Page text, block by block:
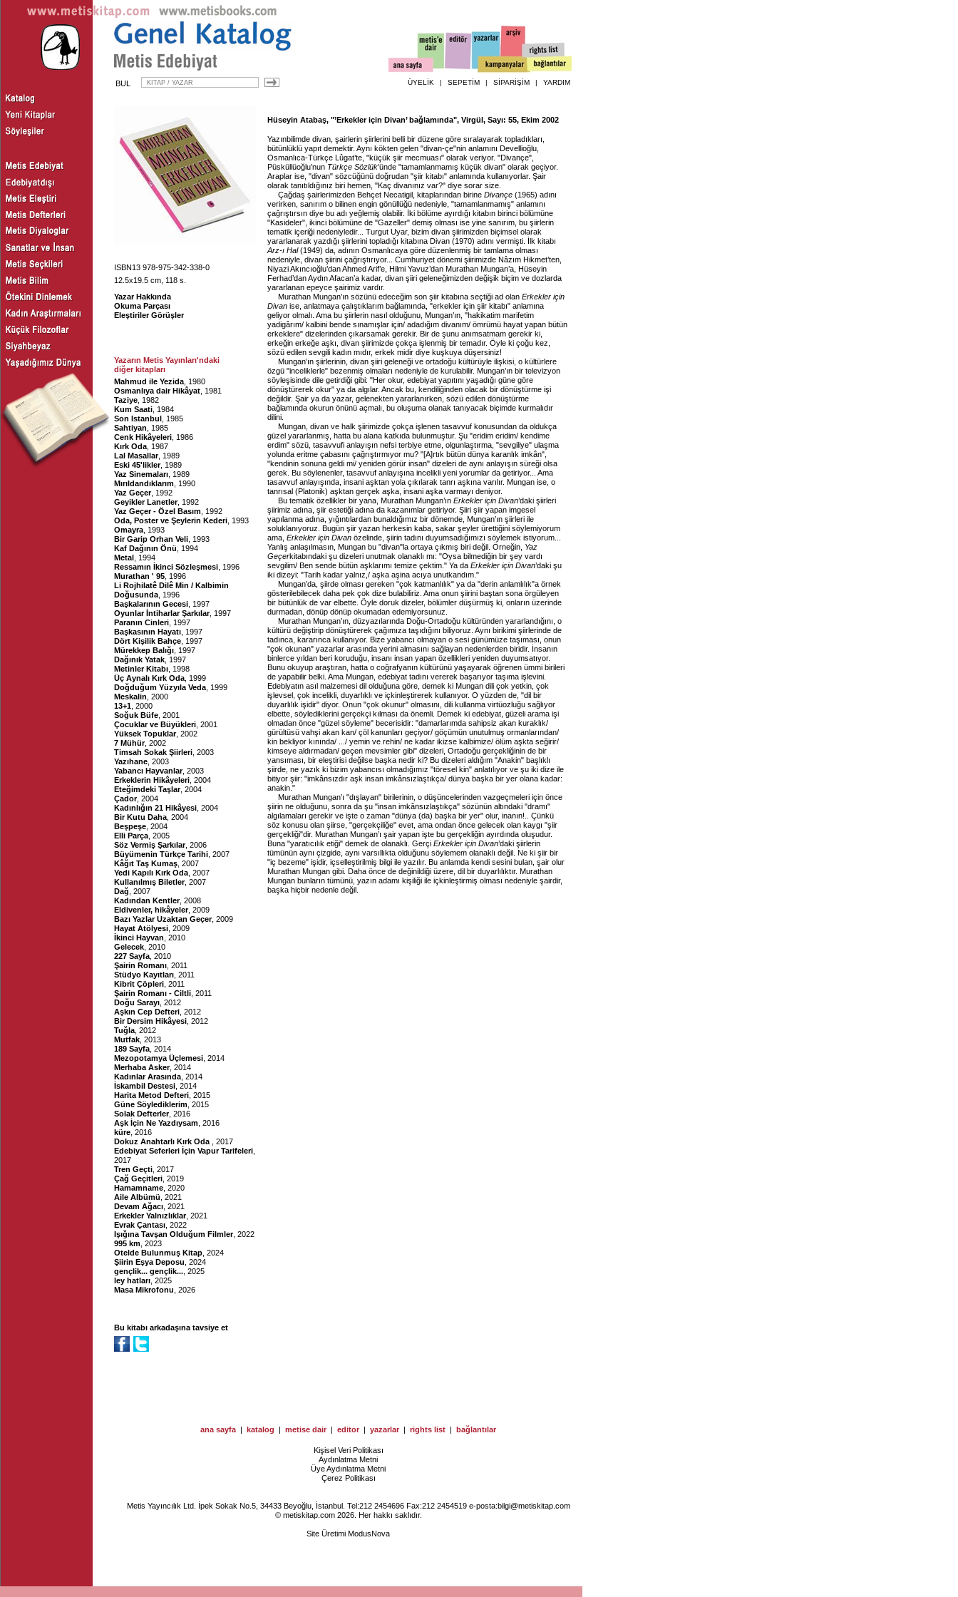
BUL ÜYELİK | SEPETİM | SİPARİŞİM | YARDIM
ISBN13 978-975-342-338-0
12.5x19.5 cm, 118 s.
Yazar Hakkında
Okuma Parçası
Eleştiriler Görüşler
Yazarın Metis Yayınları'ndaki
diğer kitapları
Mahmud ile Yezida , 1980
Osmanlıya dair Hikâyat , 1981
Taziye , 1982
Kum Saati , 1984
Son Istanbul , 1985
Sahtiyan , 1985
Cenk Hikâyeleri , 1986
Kırk Oda , 1987
Lal Masallar, 1989
Eski 45'likler, 1989
Yaz Sinemaları , 1989
Mırıldandıklarım , 1990
Yaz Geçer, 1992
Geyikler Lanetler, 1992
Yaz Geçer - Özel Basım , 1992
Oda, Poster ve Şeylerin Kederi , 1993
Omayra , 1993
Bir Garip Orhan Veli , 1993
Kaf Dağının Önü , 1994
Metal , 1994
Ressamın İkinci Sözleşmesi , 1996
Murathan ' 95 , 1996
Li Rojhilatê Dilê Min / Kalbimin
Doğusunda , 1996
Başkalarının Gecesi , 1997
Oyunlar İntiharlar Şarkılar, 1997
Paranın Cinleri , 1997
Başkasının Hayatı , 1997
Dört Kişilik Bahçe , 1997
Mürekkep Balığı , 1997
Dağınık Yatak , 1997
Metinler Kitabı , 1998
Üç Aynalı Kırk Oda , 1999
Doğduğum Yüzyıla Veda , 1999
Meskalin , 2000
13+1 , 2000
Soğuk Büfe , 2001
Çocuklar ve Büyükleri , 2001
Yüksek Topuklar, 2002
7 Mühür, 2002
Timsah Sokak Şiirleri , 2003
Yazıhane , 2003
Yabancı Hayvanlar, 2003
Erkeklerin Hikâyeleri , 2004
Eteğimdeki Taşlar, 2004
Çador, 2004
Kadınlığın 21 Hikâyesi , 2004
Bir Kutu Daha , 2004
Beşpeşe , 2004
Elli Parça , 2005
Söz Vermiş Şarkılar, 2006
Büyümenin Türkçe Tarihi , 2007
Kâğıt Taş Kumaş , 2007
Yedi Kapılı Kırk Oda , 2007
Kullanılmış Biletler, 2007
Dağ , 2007
Kadından Kentler, 2008
Eldivenler, hikâyeler, 2009
Bazı Yazlar Uzaktan Geçer, 2009
Hayat Atölyesi , 2009
İkinci Hayvan , 2010
Gelecek , 2010
227 Sayfa , 2010
Şairin Romanı , 2011
Stüdyo Kayıtları , 2011
Kibrit Çöpleri , 2011
Şairin Romanı - Ciltli , 2011
Doğu Sarayı , 2012
Aşkın Cep Defteri , 2012
Bir Dersim Hikâyesi , 2012
Tuğla , 2012
Mutfak , 2013
189 Sayfa , 2014
Mezopotamya Üçlemesi , 2014
Merhaba Asker, 2014
Kadınlar Arasında , 2014
İskambil Destesi , 2014
Harita Metod Defteri , 2015
Güne Söylediklerim , 2015
Solak Defterler, 2016
Aşk İçin Ne Yazdıysam , 2016
küre , 2016
Dokuz Anahtarlı Kırk Oda
, 2017
Edebiyat Seferleri İçin Vapur Tarifeleri
2017
Tren Geçti , 2017
Çağ Geçitleri , 2019
Hamamname , 2020
Aile Albümü , 2021
Devam Ağacı , 2021
Erkekler Yalnızlıklar, 2021
Evrak Çantası , 2022
Işığına Tavşan Olduğum Filmler, 2022
995 km , 2023
Otelde Bulunmuş Kitap , 2024
Şiirin Eşya Deposu , 2024
gençlik... gençlik... , 2025
ley hatları , 2025
Masa Mikrofonu , 2026
Bu kitabı arkadaşına tavsiye et
Hüseyin Atabaş, "’Erkekler için Divan’ bağlamında", Virgül, Sayı: 55, Ekim 2002
Yazınbilimde divan, şairlerin şiirlerini belli bir düzene göre sıralayarak topladıkları,
bütünlüklü yapıt demektir. Aynı kökten gelen "divan-çe"nin anlamını Devellioğlu,
Osmanlıca-Türkçe Lûgat’te, "küçük şiir mecmuası" olarak veriyor. "Divançe",
Püsküllüoğlu’nun Türkçe Sözlük’ünde "tamamlanmamış küçük divan" olarak geçiyor.
Araplar ise, "divan" sözcüğünü doğrudan "şiir kitabı" anlamında kullanıyorlar. Şair
olarak tanıtıldığınız biri hemen, "Kaç divanınız var?" diye sorar size.
Çağdaş şairlerimizden Behçet Necatigil, kitaplarından birine Divançe (1965) adını
verirken, sanırım o bilinen engin gönüllüğü nedeniyle, "tamamlanmamış" anlamını
çağrıştırsın diye bu adı yeğlemiş olabilir. İki bölüme ayırdığı kitabın birinci bölümüne
"Kasideler", ikinci bölümüne de "Gazeller" demiş olması ise yine sanırım, bu şiirlerin
tematik içeriği nedeniyledir... Turgut Uyar, bizim divan şiirimizden biçimsel olarak
yararlanarak yazdığı şiirlerini topladığı kitabına Divan (1970) adını vermişti. İlk kitabı
Arz-ı Hal(1949) da, adının Osmanlıcaya göre düzenlenmiş bir tamlama olması
nedeniyle, divan şiirini çağrıştırıyor... Cumhuriyet dönemi şiirimizde Nâzım Hikmet’ten,
Niyazi Akıncıoğlu’dan Ahmed Arif’e, Hilmi Yavuz’dan Murathan Mungan’a, Hüseyin
Ferhad’dan Aydın Afacan’a kadar, divan şiiri geleneğimizden değişik biçim ve dozlarda
yararlanan epeyce şairimiz vardır.
Murathan Mungan’ın sözünü edeceğim son şiir kitabına seçtiği ad olan Erkekler için
Divan ise, anlatmaya çalıştıklarım bağlamında, "erkekler için şiir kitabı" anlamına
geliyor olmalı. Ama bu şiirlerin nasıl olduğunu, Mungan’ın, "hakikatim marifetim
yadigârım/ kalbini bende sınamışlar için/ adadığım divanım/ ömrümü hayat yapan bütün
erkeklere" dizelerinden çıkarsamak gerekir. Bir de şunu anımsatmam gerekir ki,
erkeğin erkeğe aşkı, divan şiirimizde çokça işlenmiş bir temadır. Öyle ki çoğu kez,
sözü edilen sevgili kadın mıdır, erkek midir diye kuşkuya düşersiniz!
Mungan’ın şiirlerinin, divan şiiri geleneği ve ortadoğu kültürüyle ilişkisi, o kültürlere
özgü "inceliklerle" bezenmiş olmaları nedeniyle de kurulabilir. Mungan’ın bir televizyon
söyleşisinde dile getirdiği gibi: "Her okur, edebiyat yapıtını yaşadığı güne göre
dönüştürerek okur" ya da algılar. Ancak bu, kendiliğinden olacak bir dönüştürme işi
değildir. Şair ya da yazar, gelenekten yararlanırken, sözü edilen dönüştürme
bağlamında okurun önünü açmalı, bu oluşuma olanak tanıyacak biçimde kurmalıdır
dilini.
Mungan, divan ve halk şiirimizde çokça işlenen tasavvuf konusundan da oldukça
güzel yararlanmış, hatta bu alana katkıda bulunmuştur. Şu "eridim eridim/ kendime
erdim" sözü, tasavvufi anlayışın nefsi terbiye etme, olgunlaştırma, "sevgiliye" ulaşma
yolunda eritme çabasını çağrıştırmıyor mu? "[A]rtık bütün dünya karanlık imkân",
"kendinin sonuna geldi mi/ yeniden görür insan" dizeleri de aynı anlayışın süreği olsa
gerek. Bu söylenenler, tasavvuf anlayışına incelikli yeni yorumlar da getiriyor... Ama
tasavvuf anlayışında, insani aşktan yola çıkılarak tanrı aşkına varılır. Mungan ise, o
tanrısal (Platonik) aşktan gerçek aşka, insani aşka varmayı deniyor.
Bu tematik özellikler bir yana, Murathan Mungan’ın Erkekler için Divan’daki şiirleri
şiirimiz adına, şiir estetiği adına da kazanımlar getiriyor. Şiiri şiir yapan imgesel
yapılanma adına, yığıntılardan bunaldığımız bir dönemde, Mungan’ın şiirleri ile
soluklanıyoruz. Bugün şiir yazan herkesin kaba, sakar şeyler ürettiğini söylemiyorum
ama, Erkekler için Divan özelinde, şiirin tadını duyumsadığımızı söylemek istiyorum...
Yanlış anlaşılmasın, Mungan bu "divan"la ortaya çıkmış biri değil. Örneğin, Yaz
Geçerkitabındaki şu dizeleri unutmak olanaklı mı: "Oysa bilmediğin bir şey vardı
sevgilim/ Ben sende bütün aşklarımı temize çektim." Ya da Erkekler için Divan’daki şu
iki dizeyi: "Tarih kadar yalnız,/ aşka aşina acıya unutkandım."
Mungan’da, şiirde olması gereken "çok katmanlılık" ya da "derin anlamlılık"a örnek
gösterilebilecek daha pek çok dize bulabiliriz. Ama onun şiirini baştan sona örgüleyen
bir bütünlük de var elbette. Öyle doruk dizeler, bölümler düşürmüş ki, onların üzerinde
durmadan, dönüp dönüp okumadan edemiyorsunuz.
Murathan Mungan’ın, düzyazılarında Doğu-Ortadoğu kültüründen yararlandığını, o
kültürü değiştirip dönüştürerek çağımıza taşıdığını biliyoruz. Aynı birikimi şiirlerinde de
tadınca, kararınca kullanıyor. Bize yabancı olmayan o sesi günümüze taşıması, onun
"çok okunan" yazarlar arasında yerini almasını sağlayan nedenlerden biridir. İnsanın
binlerce yıldan beri koruduğu, insanı insan yapan özellikleri yeniden duyumsatıyor.
Bunu okuyup araştıran, hatta o coğrafyanın kültürünü yaşayarak öğrenen ümmi birileri
de yapabilir belki. Ama Mungan, edebiyat tadını vererek başarıyor taşıma işlevini.
Edebiyatın asıl malzemesi dil olduğuna göre, demek ki Mungan dili çok yetkin, çok
işlevsel, çok incelikli, duyarlıklı ve içkinleştirerek kullanıyor. O yüzden de, "dil bir
duyarlılık işidir" diyor. Onun "çok okunur" olmasını, dili kullanma virtüozluğu sağlıyor
elbette, söylediklerini gerçekçi kılması da önemli. Demek ki edebiyat, güzeli arama işi
olmadan önce "güzel söyleme" becerisidir: "damarlarımda sahipsiz akan kuraklık/
gürültüsü vahşi akan kan/ çöl kanunları geçiyor/ göçümün unutulmuş ormanlarından/
kin bekliyor kınında/ .../ yemin ve rehin/ ne kadar ikizse kalbimize/ ölüm aşkta seğirir/
kimseye aldırmadan/ geçen mevsimler gibi" dizeleri, Ortadoğu gerçekliğinin de bir
yansıması, bir eleştirisi değilse başka nedir ki? Bu dizeleri aldığım "Anakin" başlıklı
şiirde, ne yazık ki bizim yabancısı olmadığımız "töresel kin" anlatılıyor ve şu iki dize ile
bitiyor şiir: "imkânsızdır aşk insan imkânsızlaştıkça/ dünya başka bir yer olana kadar:
anakin."
Murathan Mungan’ı "dışlayan" birilerinin, o düşüncelerinden vazgeçmeleri için önce
şiirin ne olduğunu, sonra da şu "insan imkânsızlaştıkça" sözünün altındaki "dramı"
algılamaları gerekir ve işte o zaman "dünya (da) başka bir yer" olur, inanın!.. Çünkü
söz konusu olan şiirse, "gerçekçiliğe" evet, ama ondan önce gelecek olan kaygı "şiir
gerçekliği"dir. Murathan Mungan’ı şair yapan işte bu gerçekliğin ayırdında oluşudur.
Buna "yaratıcılık etiği" demek de olanaklı. Gerçi Erkekler için Divan’daki şiirlerin
tümünün aynı çizgide, aynı varsıllıkta olduğunu söylemem olanaklı değil. Ne ki şiir bir
"iç bezeme" işidir, içselleştirilmiş bilgi ile yazılır. Bu anlamda kendi sesini bulan, şair olur
Murathan Mungan gibi. Daha önce de değinildiği üzere, dil bir duyarlılıktır. Murathan
Mungan bunların tümünü, yazın adamı kişiliği ile içkinleştirmiş olması nedeniyle şairdir,
başka hiçbir nedenle değil.
ana sayfa | katalog | metise dair | editor | yazarlar | rights list | bağlantılar
Kişisel Veri Politikası
Aydınlatma Metni
Üye Aydınlatma Metni
Çerez Politikası
Metis Yayıncılık Ltd. İpek Sokak No.5, 34433 Beyoğlu, İstanbul. Tel:212 2454696 Fax:212 2454519 e-posta:bilgi@metiskitap.com
© metiskitap.com 2026. Her hakkı saklıdır.
Site Üretimi ModusNova